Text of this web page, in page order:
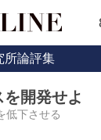
所論評集
開発せよ
低下させる